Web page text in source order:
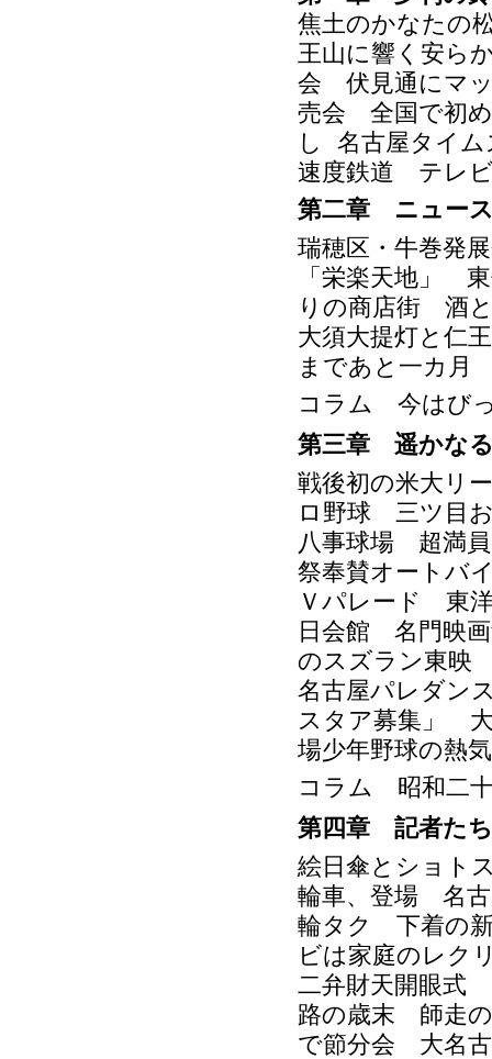
焦土のかなたの
王山に響く安ら
会 伏見通にマ
売会 全国で初
し 名古屋タイ
速度鉄道 テレ
第二章 ニュー
瑞穂区・牛巻発
「栄楽天地」
りの商店街 酒
大須大提灯と仁
まであと一カ月
コラム 今はび
第三章 遥かな
戦後初の米大リ
ロ野球 三ツ目
八事球場 超満
祭奉賛オートバ
Ｖパレード 東
日会館 名門映
のスズラン東
名古屋パレダン
スタア募集」
場少年野球の熱
コラム 昭和二
第四章 記者た
絵日傘とショト
輪車、登場 名
輪タク 下着の
ビは家庭のレク
二弁財天開眼式
路の歳末 師走
で節分会 大名